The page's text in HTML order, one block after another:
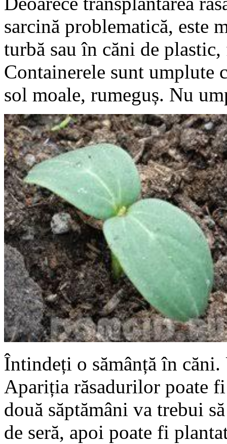
sarcină problematică, este
turbă sau în căni de plastic,
Containerele sunt umplute
sol moale, rumeguș. Nu
Întindeți o sămânță în căni.
Apariția răsadurilor poate
două săptămâni va trebui
de seră, apoi poate fi